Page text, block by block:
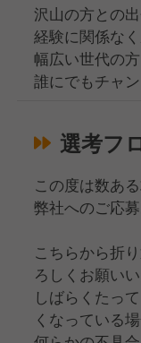
沢山の方との
経験に関係な
幅広い世代の方
誰にでもチャ
選考フ
この度は数あ
弊社へのご応
こちらから折
ろしくお願いい
しばらくたっ
くなっている